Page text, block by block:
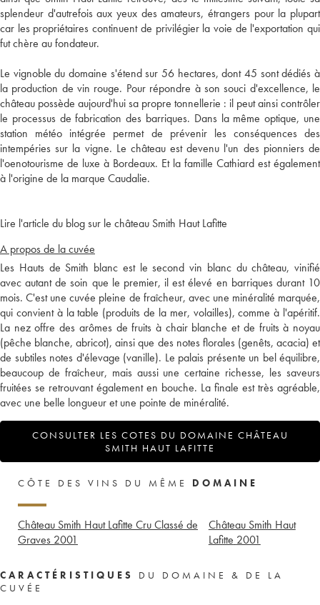
splendeur d'autrefois aux yeux des amateurs, étrangers pour la plupart
car les propriétaires continuent de privilégier la voie de l'exportation qui
fut chère au fondateur.
Le vignoble du domaine s'étend sur 56 hectares, dont 45 sont dédiés à
la production de vin rouge. Pour répondre à son souci d'excellence, le
château possède aujourd'hui sa propre tonnellerie : il peut ainsi contrôler
le processus de fabrication des barriques. Dans la même optique, une
station météo intégrée permet de prévenir les conséquences des
intempéries sur la vigne. Le château est devenu l'un des pionniers de
l'oenotourisme de luxe à Bordeaux. Et la famille Cathiard est également
à l'origine de la marque Caudalie.
Lire l'article du blog sur le château Smith Haut Lafitte
A propos de la cuvée
Les Hauts de Smith blanc est le second vin blanc du château, vinifié
avec autant de soin que le premier, il est élevé en barriques durant 10
mois. C'est une cuvée pleine de fraîcheur, avec une minéralité marquée,
qui convient à la table (produits de la mer, volailles), comme à l'apéritif.
La nez offre des arômes de fruits à chair blanche et de fruits à noyau
(pêche blanche, abricot), ainsi que des notes florales (genêts, acacia) et
de subtiles notes d'élevage (vanille). Le palais présente un bel équilibre,
beaucoup de fraîcheur, mais aussi une certaine richesse, les saveurs
fruitées se retrouvant également en bouche. La finale est très agréable,
avec une belle longueur et une pointe de minéralité.
CONSULTER LES COTES DU DOMAINE CHÂTEAU
SMITH HAUT LAFITTE
CÔTE DES VINS DU MÊME DOMAINE
Château Smith Haut Lafitte Cru Classé de
Graves 2001
Château Smith Haut
Lafitte 2001
CARACTÉRISTIQUES
DU DOMAINE & DE LA
CUVÉE